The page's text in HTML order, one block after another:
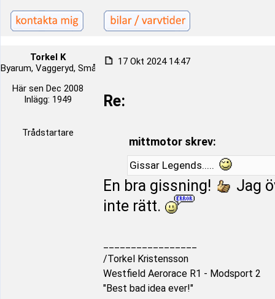
Torkel K
Byarum, Vaggeryd, Småland, Sverige
Här sen Dec 2008
Inlägg: 1949
Trådstartare
17 Okt 2024 14:47
Re:
mittmotor skrev:
Gissar Legends.....
En bra gissning!
Jag
inte rätt.
/Torkel Kristensson
Westfield Aerorace R1 - Modsport 2
"Best bad idea ever!"